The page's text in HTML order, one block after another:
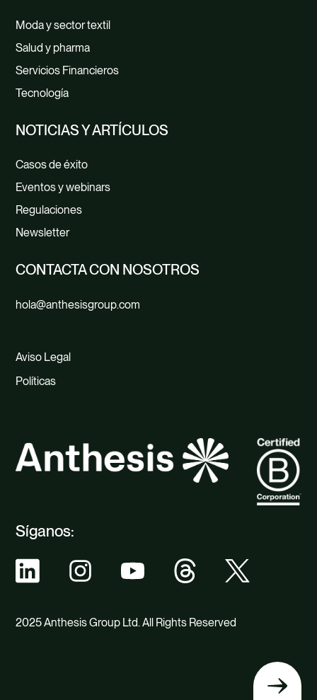
Síganos:
2025 Anthesis Group Ltd. All Rights Reserved
Moda y sector textil
Salud y pharma
Servicios Financieros
Tecnología
NOTICIAS Y ARTÍCULOS
Casos de éxito
Eventos y webinars
Regulaciones
Newsletter
CONTACTA CON NOSOTROS
hola@anthesisgroup.com
Aviso Legal
Políticas
Volver